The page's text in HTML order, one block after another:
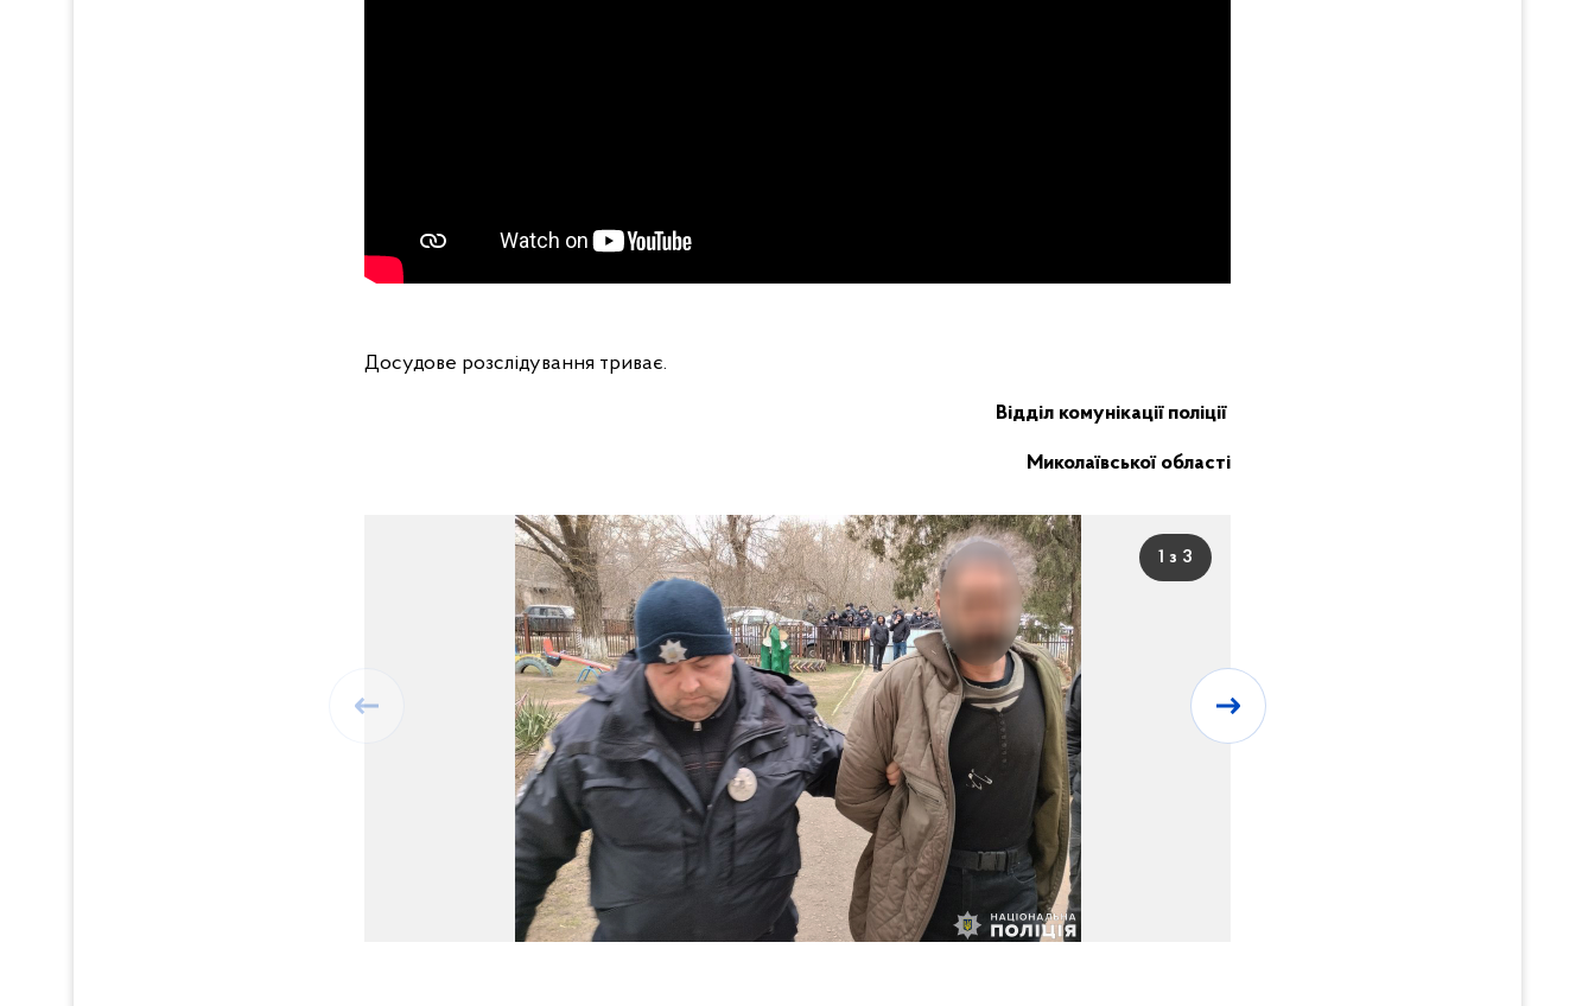
Досудове розслідування триває.
Відділ комунікації поліції
Миколаївської області
1 з 3